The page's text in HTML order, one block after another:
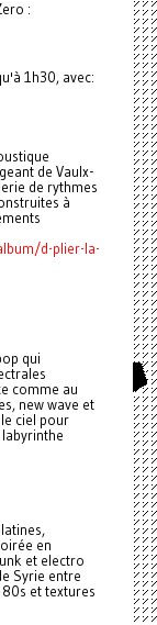
:
1h30, avec:
de Vaulx-
de rythmes
à
d-plier-la-
qui
comme au
new wave et
ciel pour
en
et electro
Syrie entre
et textures